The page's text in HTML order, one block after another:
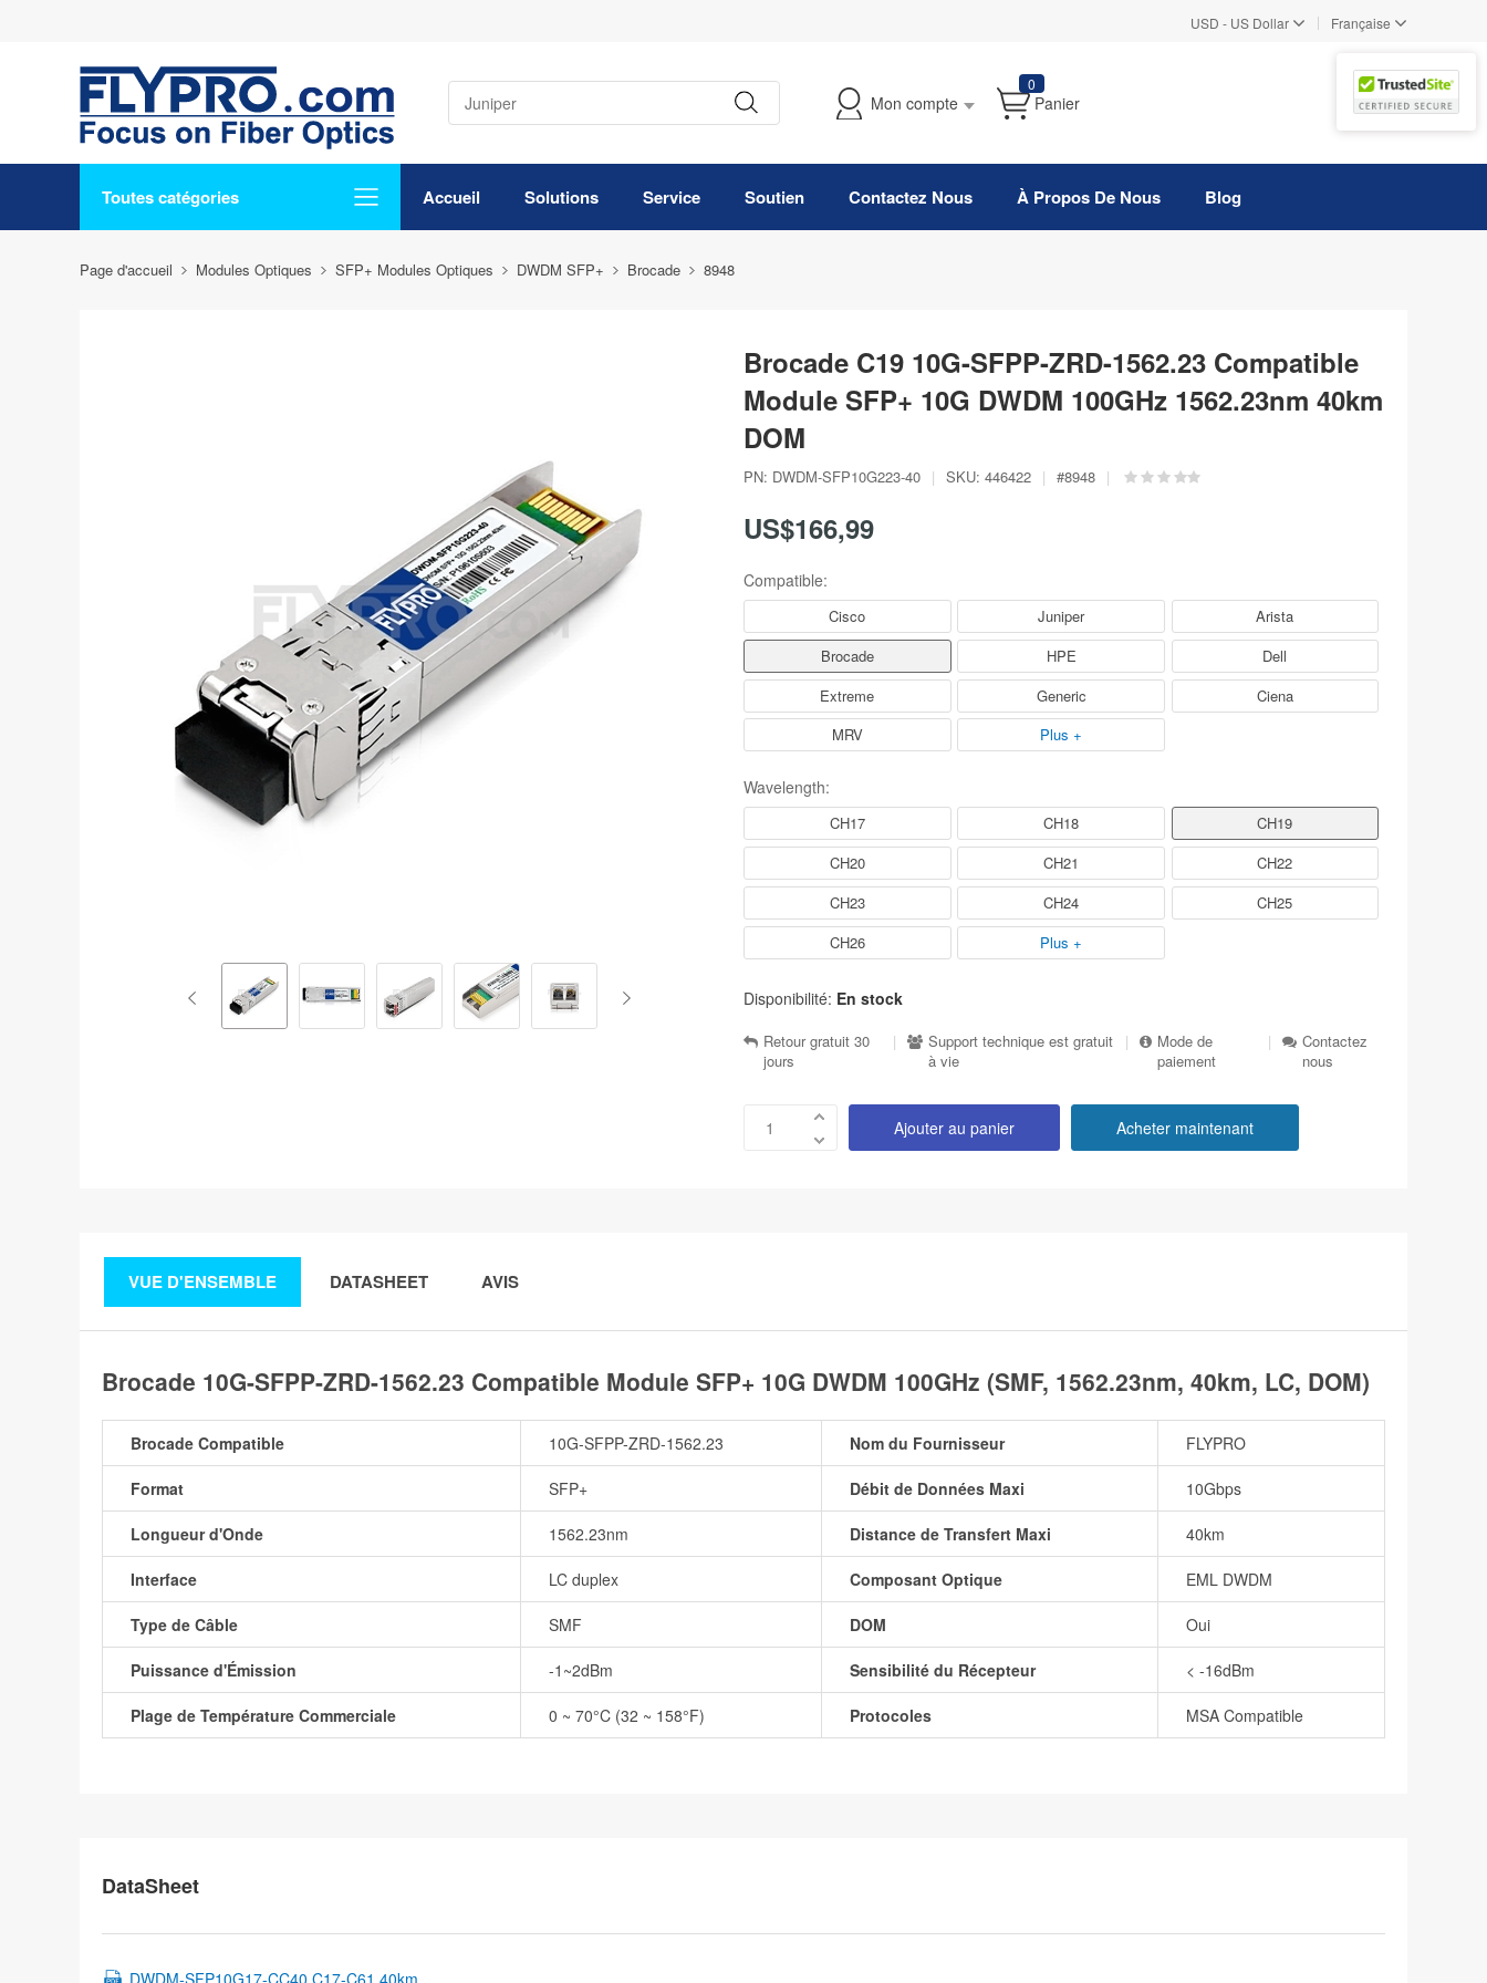
USD - US Dollar | Française
Mon compte
0
Panier
Toutes catégories Accueil Solutions Service Soutien Contactez Nous À Propos De Nous Blog
Page d'accueil Modules Optiques SFP+ Modules Optiques DWDM SFP+ Brocade 8948
Brocade C19 10G-SFPP-ZRD-1562.23 Compatible
Module SFP+ 10G DWDM 100GHz 1562.23nm 40km
DOM
PN: DWDM-SFP10G223-40 | SKU: 446422 | #8948 |
US$166,99
Compatible:
Cisco Juniper
Arista
Brocade
HPE
Dell
Extreme
Generic
Ciena
MRV
Plus +
Wavelength:
CH17 CH18
CH19
CH20
CH21
CH22
CH23
CH24
CH25
CH26
Plus +
Disponibilité: En stock
Retour gratuit 30
jours
|
Support technique est gratuit
à vie
|
Mode de
paiement
|
Contactez
nous
Ajouter au panier Acheter maintenant
VUE D'ENSEMBLE DATASHEET AVIS
Brocade 10G-SFPP-ZRD-1562.23 Compatible Module SFP+ 10G DWDM 100GHz (SMF, 1562.23nm, 40km, LC, DOM)
Brocade Compatible 10G-SFPP-ZRD-1562.23 Nom du Fournisseur FLYPRO
Format SFP+ Débit de Données Maxi 10Gbps
Longueur d'Onde 1562.23nm Distance de Transfert Maxi 40km
Interface LC duplex Composant Optique EML DWDM
Type de Câble SMF DOM Oui
Puissance d'Émission -1~2dBm Sensibilité du Récepteur < -16dBm
Plage de Température Commerciale 0 ~ 70°C (32 ~ 158°F) Protocoles MSA Compatible
DataSheet